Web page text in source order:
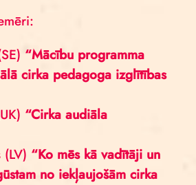
“Mācību programma
cirka pedagoga izglītības
“Cirka audiāla
“Ko mēs kā vadītāji un
no iekļaujošām cirka